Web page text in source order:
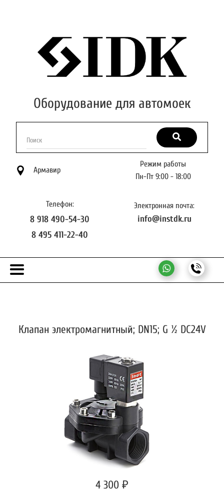
Оборудование для автомоек
Поиск
Армавир
Режим работы
Пн-Пт 9:00 - 18:00
Телефон:
8 918 490-54-30
8 495 411-22-40
Электронная почта:
info@instdk.ru
Клапан электромагнитный; DN15; G ½ DC24V
4 300 ₽